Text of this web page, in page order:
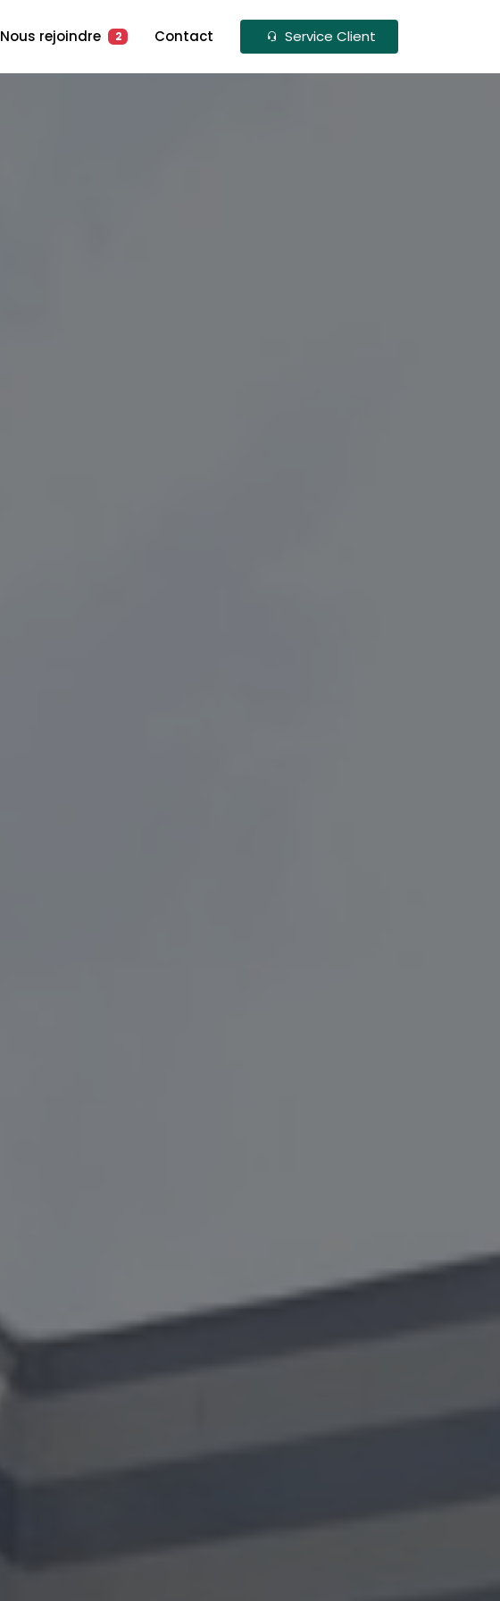
Nous rejoindre 2 Contact Service Client